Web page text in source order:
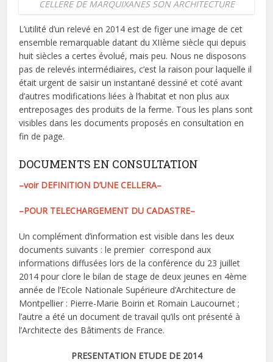
CELLERE DE MARQUIXANES SON ARCHITECTURE
L’utilité d’un relevé en 2014 est de figer une image de cet
ensemble remarquable datant du XIIème siècle qui depuis
huit siècles a certes évolué, mais peu. Nous ne disposons
pas de relevés intermédiaires, c’est la raison pour laquelle il
était urgent de saisir un instantané dessiné et coté avant
d’autres modifications liées à l’habitat et non plus aux
entreposages des produits de la ferme. Tous les plans sont
visibles dans les documents proposés en consultation en
fin de page.
DOCUMENTS EN CONSULTATION
–voir DEFINITION D’UNE CELLERA–
–POUR TELECHARGEMENT DU CADASTRE–
Un complément d’information est visible dans les deux
documents suivants : le premier correspond aux
informations diffusées lors de la conférence du 23 juillet
2014 pour clore le bilan de stage de deux jeunes en 4ème
année de l’Ecole Nationale Supérieure d’Architecture de
Montpellier : Pierre-Marie Boirin et Romain Laucournet ;
l’autre a été un document de travail qu’ils ont présenté à
l’Architecte des Bâtiments de France.
PRESENTATION ETUDE DE 2014